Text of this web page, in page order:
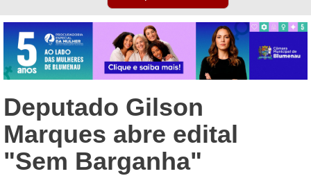
Deputado Gilson
Marques abre edital
"Sem Barganha"